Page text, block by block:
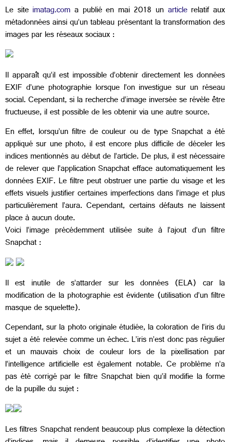
Le site imatag.com a publié en mai 2018 un articlerelatif aux
métadonnées ainsi qu’un tableau présentant la transformation des
images par les réseaux sociaux :
Il apparaît qu’il est impossible d’obtenir directement les données
EXIF d’une photographie lorsque l’on investigue sur un réseau
social. Cependant, si la recherche d’image inversée se révèle être
fructueuse, il est possible de les obtenir via une autre source.
En effet, lorsqu’un filtre de couleur ou de type Snapchat a été
appliqué sur une photo, il est encore plus difficile de déceler les
indices mentionnés au début de l’article. De plus, il est nécessaire
de relever que l’application Snapchat efface automatiquement les
données EXIF. Le filtre peut obstruer une partie du visage et les
effets visuels justifier certaines imperfections dans l’image et plus
particulièrement l’aura. Cependant, certains défauts ne laissent
place à aucun doute.
Voici l’image précédemment utilisée suite à l’ajout d’un filtre
Snapchat :
Il est inutile de s’attarder sur les données (ELA) car la
modification de la photographie est évidente (utilisation d’un filtre
masque de squelette).
Cependant, sur la photo originale étudiée, la coloration de l’iris du
sujet a été relevée comme un échec. L’iris n’est donc pas régulier
et un mauvais choix de couleur lors de la pixellisation par
l’intelligence artificielle est également notable. Ce problème n’a
pas été corrigé par le filtre Snapchat bien qu’il modifie la forme
de la pupille du sujet :
Les filtres Snapchat rendent beaucoup plus complexe la détection